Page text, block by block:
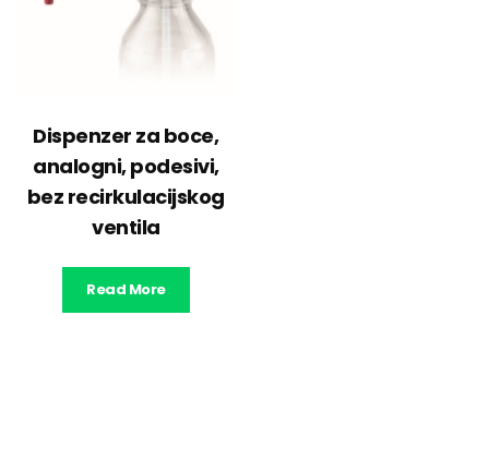
Dispenzer za boce,
analogni, podesivi,
bez recirkulacijskog
ventila
Read More